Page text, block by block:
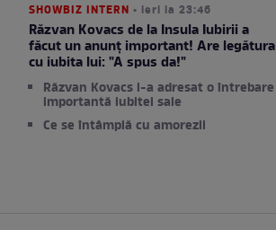
SHOWBIZ INTERN • ieri la 23:46
Răzvan Kovacs de la Insula Iubirii a
făcut un anunț important! Are legătura
cu iubita lui: "A spus da!"
Răzvan Kovacs i-a adresat o întrebare
importantă iubitei sale
Ce se întâmplă cu amorezii